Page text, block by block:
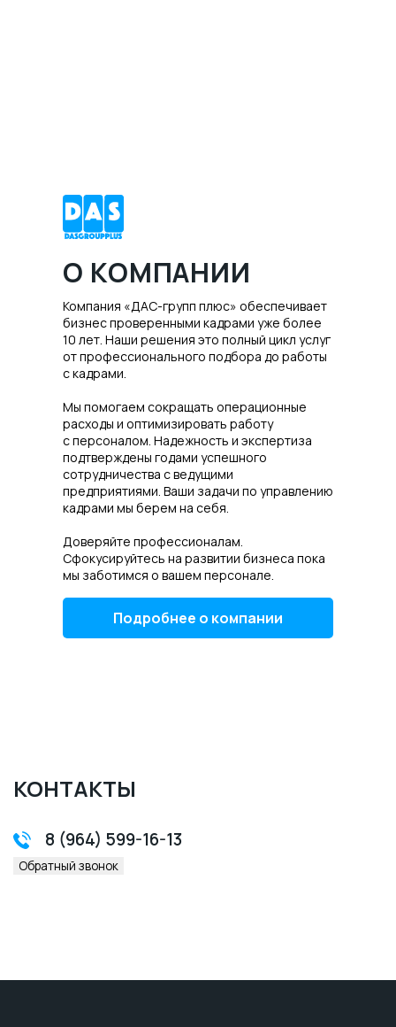
О КОМПАНИИ
Компания «ДАС-групп плюс» обеспечивает
бизнес проверенными кадрами уже более
10 лет. Наши решения это полный цикл услуг
от профессионального подбора до работы
с кадрами.
Мы помогаем сокращать операционные
расходы и оптимизировать работу
с персоналом. Надежность и экспертиза
подтверждены годами успешного
сотрудничества с ведущими
предприятиями. Ваши задачи по управлению
кадрами мы берем на себя.
Доверяйте профессионалам.
Сфокусируйтесь на развитии бизнеса пока
мы заботимся о вашем персонале.
Подробнее о компании
КОНТАКТЫ
8 (964) 599-16-13
Обратный звонок